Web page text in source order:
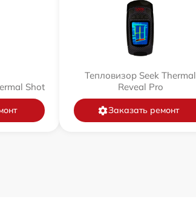
Shot
Тепловизор Seek Thermal
Reveal Pro
Заказать ремонт